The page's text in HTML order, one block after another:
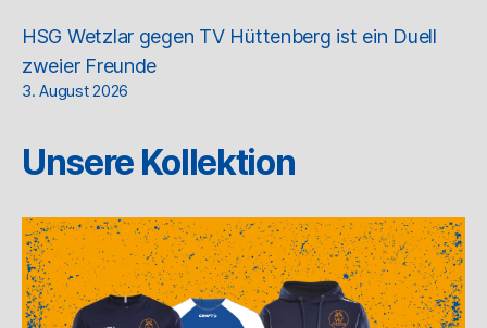
HSG Wetzlar gegen TV Hüttenberg ist ein Duell
zweier Freunde
3. August 2026
Unsere Kollektion